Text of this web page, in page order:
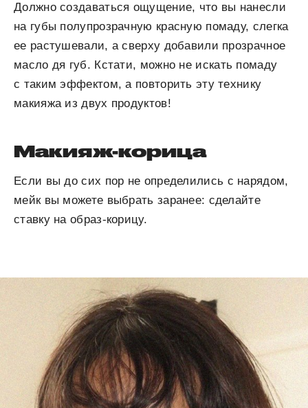
Должно создаваться ощущение, что вы нанесли
на губы полупрозрачную красную помаду, слегка
ее растушевали, а сверху добавили прозрачное
масло дя губ. Кстати, можно не искать помаду
с таким эффектом, а повторить эту технику
макияжа из двух продуктов!
Макияж-корица
Если вы до сих пор не определились с нарядом,
мейк вы можете выбрать заранее: сделайте
ставку на образ-корицу.